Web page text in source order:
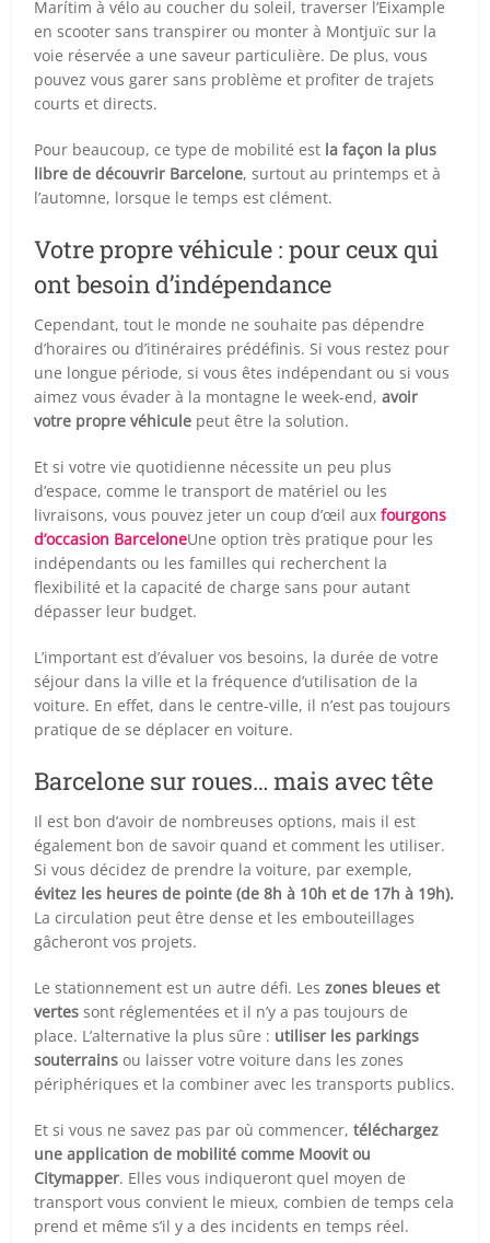
Marítim à vélo au coucher du soleil, traverser l’Eixample
en scooter sans transpirer ou monter à Montjuïc sur la
voie réservée a une saveur particulière. De plus, vous
pouvez vous garer sans problème et profiter de trajets
courts et directs.
Pour beaucoup, ce type de mobilité est la façon la plus
libre de découvrir Barcelone, surtout au printemps et à
l’automne, lorsque le temps est clément.
Votre propre véhicule : pour ceux qui
ont besoin d’indépendance
Cependant, tout le monde ne souhaite pas dépendre
d’horaires ou d’itinéraires prédéfinis. Si vous restez pour
une longue période, si vous êtes indépendant ou si vous
aimez vous évader à la montagne le week-end,avoir
votre propre véhicule peut être la solution.
Et si votre vie quotidienne nécessite un peu plus
d’espace, comme le transport de matériel ou les
livraisons, vous pouvez jeter un coup d’œil auxfourgons
d’occasion BarceloneUne option très pratique pour les
indépendants ou les familles qui recherchent la
flexibilité et la capacité de charge sans pour autant
dépasser leur budget.
L’important est d’évaluer vos besoins, la durée de votre
séjour dans la ville et la fréquence d’utilisation de la
voiture. En effet, dans le centre-ville, il n’est pas toujours
pratique de se déplacer en voiture.
Barcelone sur roues… mais avec tête
Il est bon d’avoir de nombreuses options, mais il est
également bon de savoir quand et comment les utiliser.
Si vous décidez de prendre la voiture, par exemple,
évitez les heures de pointe (de 8h à 10h et de 17h à 19h).
La circulation peut être dense et les embouteillages
gâcheront vos projets.
Le stationnement est un autre défi. Leszones bleues et
vertes sont réglementées et il n’y a pas toujours de
place. L’alternative la plus sûre : utiliser les parkings
souterrains ou laisser votre voiture dans les zones
périphériques et la combiner avec les transports publics.
Et si vous ne savez pas par où commencer,téléchargez
une application de mobilité comme Moovit ou
Citymapper. Elles vous indiqueront quel moyen de
transport vous convient le mieux, combien de temps cela
prend et même s’il y a des incidents en temps réel.